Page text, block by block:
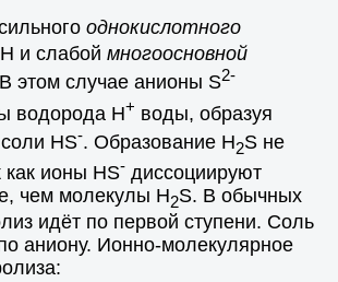
однокислотного
и слабой многоосновной
этом случае анионы S2-
водорода Н+ воды, образуя
НS-. Образование H2S не
как ионы НS- диссоциируют
чем молекулы H2S. В обычных
идёт по первой ступени. Соль
аниону. Ионно-молекулярное